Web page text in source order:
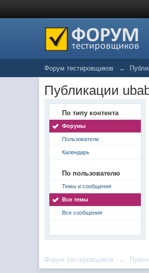
Форум тестировщиков →
Публикации
По типу контента
Форумы
Пользователи
Календарь
По пользователю
Темы и сообщения
Все темы
Все сообщения
Форум тестировщиков →